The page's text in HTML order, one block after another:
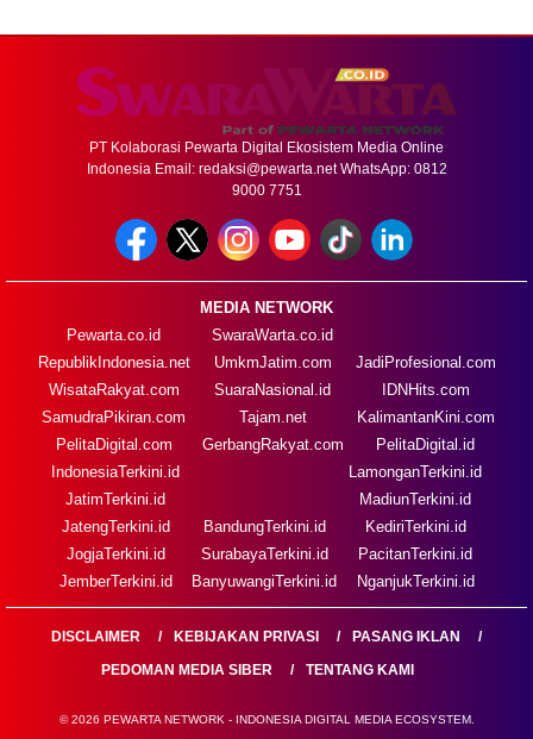
PT Kolaborasi Pewarta Digital Ekosistem Media Online
Indonesia Email: redaksi@pewarta.netWhatsApp: 0812
9000 7751
MEDIA NETWORK
Pewarta.co.id
RepublikIndonesia.net
WisataRakyat.com
SamudraPikiran.com
PelitaDigital.com
SwaraWarta.co.id
UmkmJatim.com
SuaraNasional.id
Tajam.net
GerbangRakyat.com
JadiProfesional.com
IDNHits.com
KalimantanKini.com
PelitaDigital.id
IndonesiaTerkini.id
JatimTerkini.id
JatengTerkini.id
JogjaTerkini.id
JemberTerkini.id
BandungTerkini.id
SurabayaTerkini.id
BanyuwangiTerkini.id
LamonganTerkini.id
MadiunTerkini.id
KediriTerkini.id
PacitanTerkini.id
NganjukTerkini.id
DISCLAIMER KEBIJAKAN PRIVASI
PASANG IKLAN
PEDOMAN MEDIA SIBER
TENTANG KAMI
© 2026 PEWARTA NETWORK - INDONESIA DIGITAL MEDIA ECOSYSTEM.